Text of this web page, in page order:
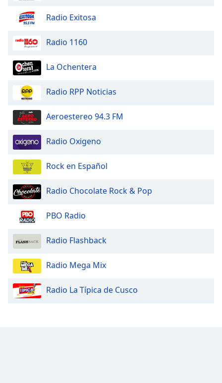
Opacity
Color
Opacity
Caption
Background
Opacity
Text
Edge
Style
Font
Radio Exitosa
Radio 1160
La Ochentera
Radio RPP Noticias
Aeroestereo 94.3 FM
Radio Oxigeno
Rock en Español
Radio Chocolate Rock & Pop
PBO Radio
Radio Flashback
Radio Mega Mix
Radio La Típica de Cusco